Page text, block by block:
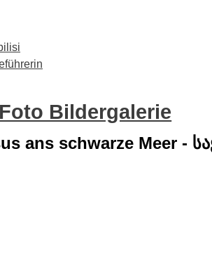
Bildergalerie
ans schwarze Meer -